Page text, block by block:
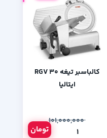
کالباسبر تیغه 30 RGV
ایتالیا
۱۰۱,۰۰۰,۰۰۰
تومان